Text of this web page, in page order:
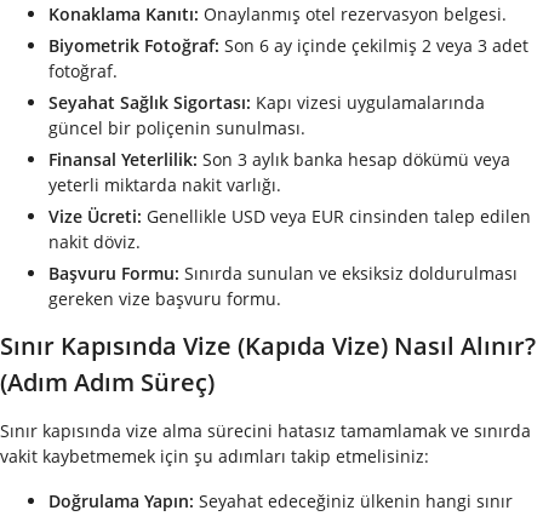
Konaklama Kanıtı: Onaylanmış otel rezervasyon belgesi.
Biyometrik Fotoğraf: Son 6 ay içinde çekilmiş 2 veya 3 adet
fotoğraf.
Seyahat Sağlık Sigortası: Kapı vizesi uygulamalarında
güncel bir poliçenin sunulması.
Finansal Yeterlilik: Son 3 aylık banka hesap dökümü veya
yeterli miktarda nakit varlığı.
Vize Ücreti: Genellikle USD veya EUR cinsinden talep edilen
nakit döviz.
Başvuru Formu: Sınırda sunulan ve eksiksiz doldurulması
gereken vize başvuru formu.
Sınır Kapısında Vize (Kapıda Vize) Nasıl Alınır?
(Adım Adım Süreç)
Sınır kapısında vize alma sürecini hatasız tamamlamak ve sınırda
vakit kaybetmemek için şu adımları takip etmelisiniz:
Doğrulama Yapın: Seyahat edeceğiniz ülkenin hangi sınır